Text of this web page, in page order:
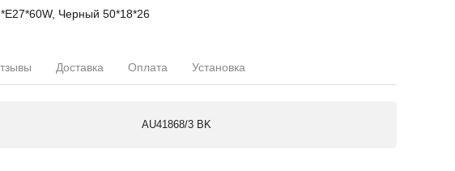
Черный 50*18*26
Доставка Оплата Установка
AU41868/3 BK